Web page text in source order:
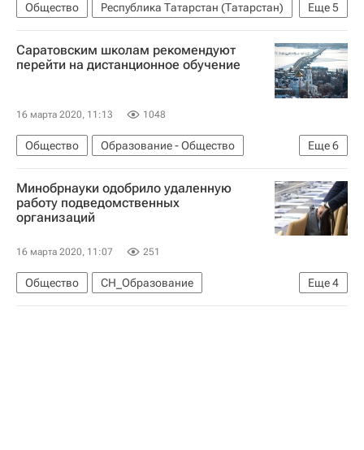
Еще5
Общество
Республика Татарстан (Татарстан)
СН_Образование
Социальный навигатор
Россия
Коронавирус COVID-19
Саратовским школам рекомендуют
перейти на дистанционное обучение
16 марта 2020, 11:13 1048
Еще6
Общество
Образование - Общество
Саратов
СН_Образование
Социальный навигатор
Россия
Коронавирус COVID-19
Коронавирус в России
Минобрнауки одобрило удаленную
работу подведомственных
организаций
16 марта 2020, 11:07 251
Еще4
Общество
СН_Образование
Социальный навигатор
Россия